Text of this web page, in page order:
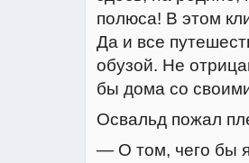
полюса! В этом
Да и все
обузой. Не
бы дома со
Освальд пожал
— О том, чего бы